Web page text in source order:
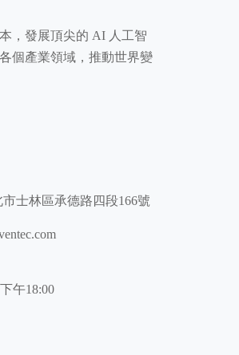
，發展頂尖的 AI 人工智
個產業領域，推動世界變
市士林區承德路四段166號
午18:00